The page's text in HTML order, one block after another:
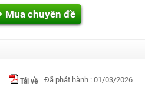
Mua chuyên đề
Tải về Đã phát hành : 01/03/2026